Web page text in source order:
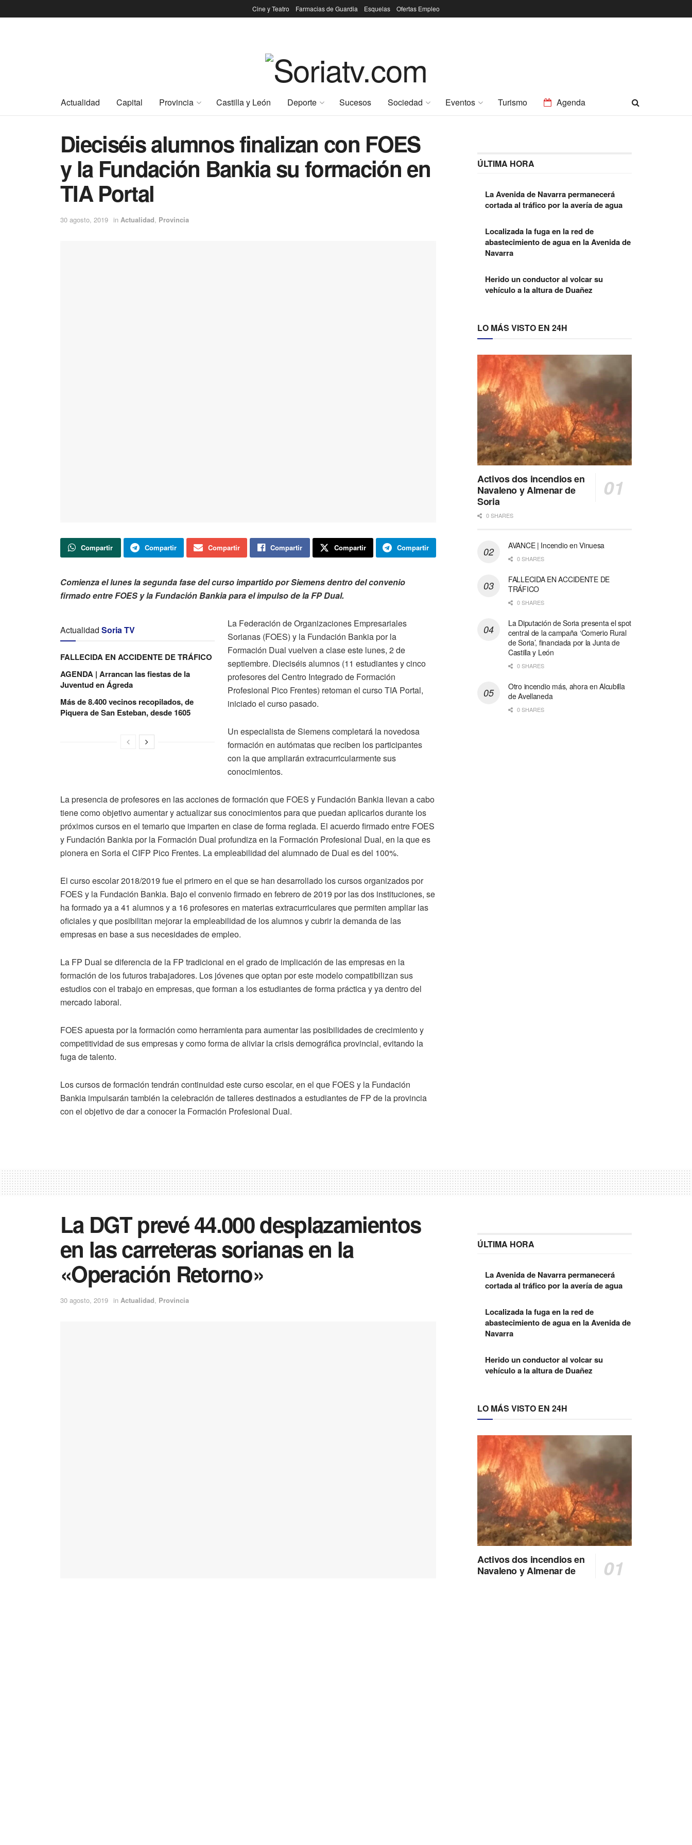
Cine y Teatro Farmacias de Guardia Esquelas Ofertas Empleo
Actualidad Capital Provincia Castilla y León Deporte Sucesos Sociedad Eventos Turismo Agenda
Dieciséis alumnos finalizan con FOES
y la Fundación Bankia su formación en
TIA Portal
30 agosto, 2019 in Actualidad, Provincia
Compartir Compartir Compartir Compartir Compartir Compartir
Comienza el lunes la segunda fase del curso impartido por Siemens dentro del convenio
firmado entre FOES y la Fundación Bankia para el impulso de la FP Dual.
Actualidad Soria TV
FALLECIDA EN ACCIDENTE DE TRÁFICO
AGENDA | Arrancan las fiestas de la
Juventud en Ágreda
Más de 8.400 vecinos recopilados, de
Piquera de San Esteban, desde 1605
La Federación de Organizaciones Empresariales
Sorianas (FOES) y la Fundación Bankia por la
Formación Dual vuelven a clase este lunes, 2 de
septiembre. Dieciséis alumnos (11 estudiantes y cinco
profesores del Centro Integrado de Formación
Profesional Pico Frentes) retoman el curso TIA Portal,
iniciado el curso pasado.
Un especialista de Siemens completará la novedosa
formación en autómatas que reciben los participantes
con la que ampliarán extracurricularmente sus
conocimientos.
La presencia de profesores en las acciones de formación que FOES y Fundación Bankia llevan a cabo
tiene como objetivo aumentar y actualizar sus conocimientos para que puedan aplicarlos durante los
próximos cursos en el temario que imparten en clase de forma reglada. El acuerdo firmado entre FOES
y Fundación Bankia por la Formación Dual profundiza en la Formación Profesional Dual, en la que es
pionera en Soria el CIFP Pico Frentes. La empleabilidad del alumnado de Dual es del 100%.
El curso escolar 2018/2019 fue el primero en el que se han desarrollado los cursos organizados por
FOES y la Fundación Bankia. Bajo el convenio firmado en febrero de 2019 por las dos instituciones, se
ha formado ya a 41 alumnos y a 16 profesores en materias extracurriculares que permiten ampliar las
oficiales y que posibilitan mejorar la empleabilidad de los alumnos y cubrir la demanda de las
empresas en base a sus necesidades de empleo.
La FP Dual se diferencia de la FP tradicional en el grado de implicación de las empresas en la
formación de los futuros trabajadores. Los jóvenes que optan por este modelo compatibilizan sus
estudios con el trabajo en empresas, que forman a los estudiantes de forma práctica y ya dentro del
mercado laboral.
FOES apuesta por la formación como herramienta para aumentar las posibilidades de crecimiento y
competitividad de sus empresas y como forma de aliviar la crisis demográfica provincial, evitando la
fuga de talento.
Los cursos de formación tendrán continuidad este curso escolar, en el que FOES y la Fundación
Bankia impulsarán también la celebración de talleres destinados a estudiantes de FP de la provincia
con el objetivo de dar a conocer la Formación Profesional Dual.
ÚLTIMA HORA
La Avenida de Navarra permanecerá
cortada al tráfico por la avería de agua
Localizada la fuga en la red de
abastecimiento de agua en la Avenida de
Navarra
Herido un conductor al volcar su
vehículo a la altura de Duañez
LO MÁS VISTO EN 24H
Activos dos incendios en
Navaleno y Almenar de
Soria
0 SHARES
AVANCE | Incendio en Vinuesa
0 SHARES
FALLECIDA EN ACCIDENTE DE
TRÁFICO
0 SHARES
La Diputación de Soria presenta el spot
central de la campaña ‘Comerio Rural
de Soria’, financiada por la Junta de
Castilla y León
0 SHARES
Otro incendio más, ahora en Alcubilla
de Avellaneda
0 SHARES
La DGT prevé 44.000 desplazamientos
en las carreteras sorianas en la
«Operación Retorno»
30 agosto, 2019 in Actualidad, Provincia
ÚLTIMA HORA
La Avenida de Navarra permanecerá
cortada al tráfico por la avería de agua
Localizada la fuga en la red de
abastecimiento de agua en la Avenida de
Navarra
Herido un conductor al volcar su
vehículo a la altura de Duañez
LO MÁS VISTO EN 24H
Activos dos incendios en
Navaleno y Almenar de